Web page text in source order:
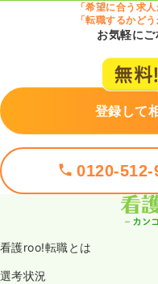
「希望に合う求
「転職するかど
お気軽に
登録して
0120-512-
看護roo!転職とは
選考状況